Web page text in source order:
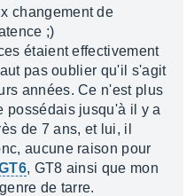
changement de
;)
étaient effectivement
pas oublier qu'il s'agit
années. Ce n'est plus
possédais jusqu'à il y a
de 7 ans, et lui, il
aucune raison pour
, GT8 ainsi que mon
de tarre.